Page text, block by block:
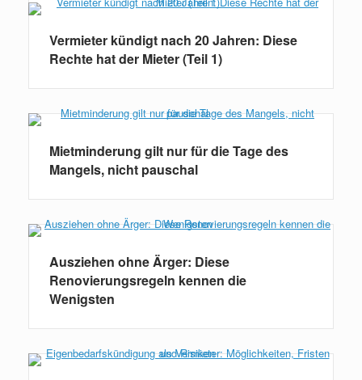
Vermieter kündigt nach 20 Jahren: Diese
Rechte hat der Mieter (Teil 1)
Mietminderung gilt nur für die Tage des
Mangels, nicht pauschal
Ausziehen ohne Ärger: Diese
Renovierungsregeln kennen die
Wenigsten